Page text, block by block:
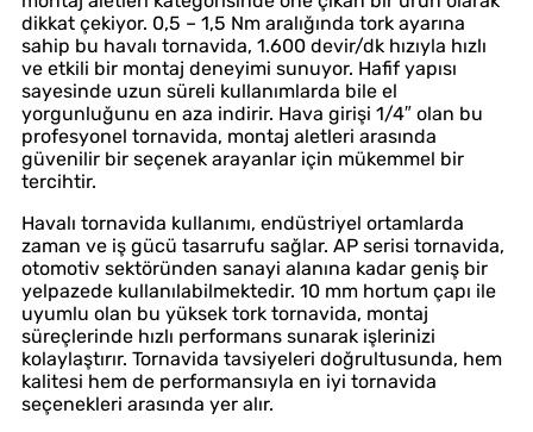
dikkat çekiyor. 0,5 – 1,5 Nm aralığında tork ayarına
sahip bu havalı tornavida, 1.600 devir/dk hızıyla hızlı
ve etkili bir montaj deneyimi sunuyor. Hafif yapısı
sayesinde uzun süreli kullanımlarda bile el
yorgunluğunu en aza indirir. Hava girişi 1/4″ olan bu
profesyonel tornavida, montaj aletleri arasında
güvenilir bir seçenek arayanlar için mükemmel bir
tercihtir.
Havalı tornavida kullanımı, endüstriyel ortamlarda
zaman ve iş gücü tasarrufu sağlar. AP serisi tornavida,
otomotiv sektöründen sanayi alanına kadar geniş bir
yelpazede kullanılabilmektedir. 10 mm hortum çapı ile
uyumlu olan bu yüksek tork tornavida, montaj
süreçlerinde hızlı performans sunarak işlerinizi
kolaylaştırır. Tornavida tavsiyeleri doğrultusunda, hem
kalitesi hem de performansıyla en iyi tornavida
seçenekleri arasında yer alır.